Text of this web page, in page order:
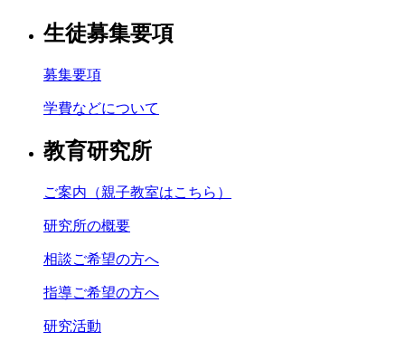
生徒募集要項
募集要項
学費などについて
教育研究所
ご案内（親子教室はこちら）
研究所の概要
相談ご希望の方へ
指導ご希望の方へ
研究活動